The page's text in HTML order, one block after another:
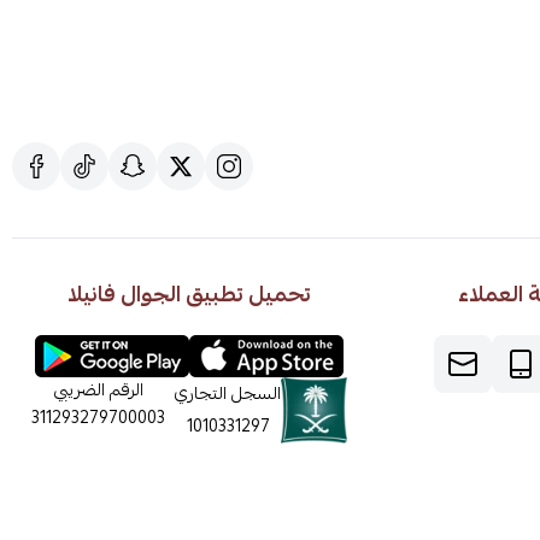
تحميل تطبيق الجوال فانيلا
السجل التجاري
1010331297
الرقم الضريبي
311293279700003